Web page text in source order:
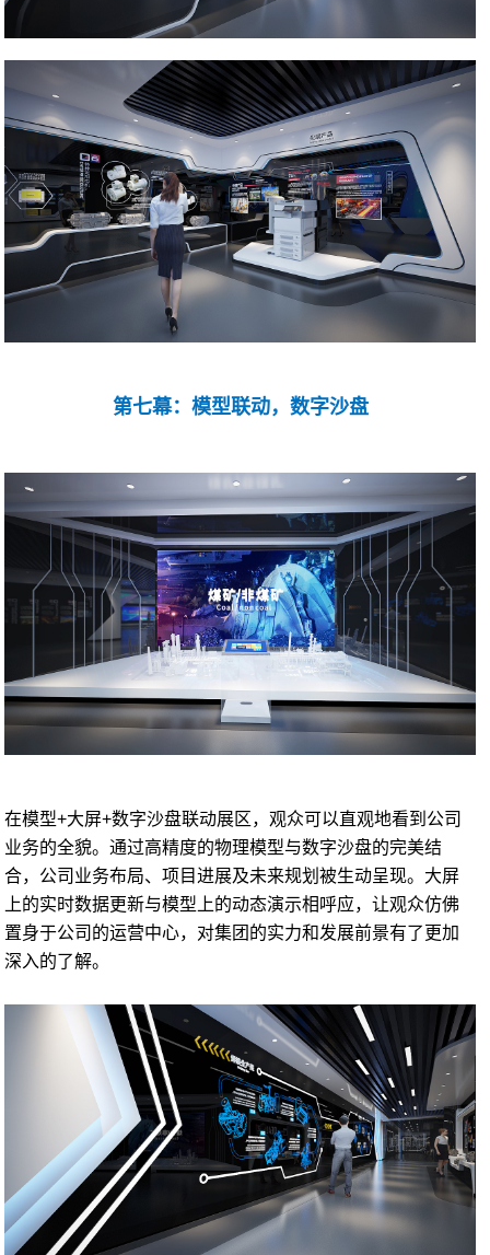
第七幕：模型联动，数字沙盘
在模型+大屏+数字沙盘联动展区，观众可以直观地看到公司
业务的全貌。通过高精度的物理模型与数字沙盘的完美结
合，公司业务布局、项目进展及未来规划被生动呈现。大屏
上的实时数据更新与模型上的动态演示相呼应，让观众仿佛
置身于公司的运营中心，对集团的实力和发展前景有了更加
深入的了解。